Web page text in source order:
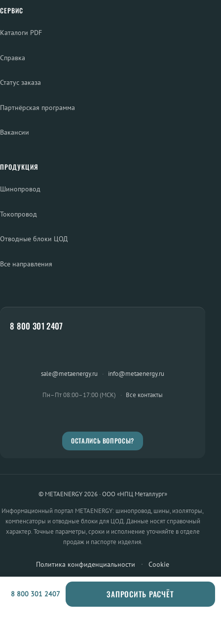
СЕРВИС
Каталоги PDF
Справка
Статус заказа
Партнёрская программа
Вакансии
ПРОДУКЦИЯ
Шинопровод
Токопровод
Отводные блоки ЦОД
Все направления
8 800 301 2407
sale@metaenergy.ru · info@metaenergy.ru
Пн–Пт 08:00–17:00 (МСК) · Все контакты
ОСТАЛИСЬ ВОПРОСЫ?
© METAENERGY 2026 · ООО «НПЦ Металлург»
Информационный портал METAENERGY: шинопровод, шины, изоляторы,
компенсаторы и отводные блоки для ЦОД. Данные носят справочный
характер. Точные параметры, сроки и исполнение уточняйте в отделе
продаж и паспорте изделия.
Политика конфиденциальности · Cookie
8 800 301 2407 ЗАПРОСИТЬ РАСЧЁТ